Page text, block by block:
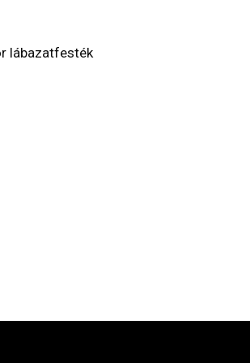
lábazatfesték